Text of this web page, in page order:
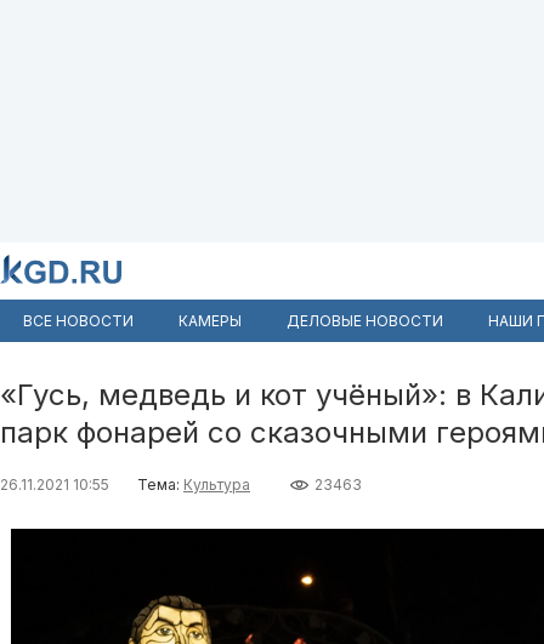
ВСЕ НОВОСТИ КАМЕРЫ ДЕЛОВЫЕ НОВОСТИ НАШИ
«Гусь, медведь и кот учёный»: в
парк фонарей со сказочными
26.11.2021 10:55 Тема: Культура 23463